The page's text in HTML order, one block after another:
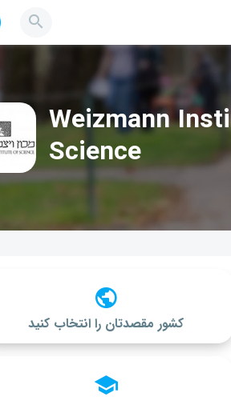
Weizmann
Science
کشور مقصدتان را انتخاب کنید